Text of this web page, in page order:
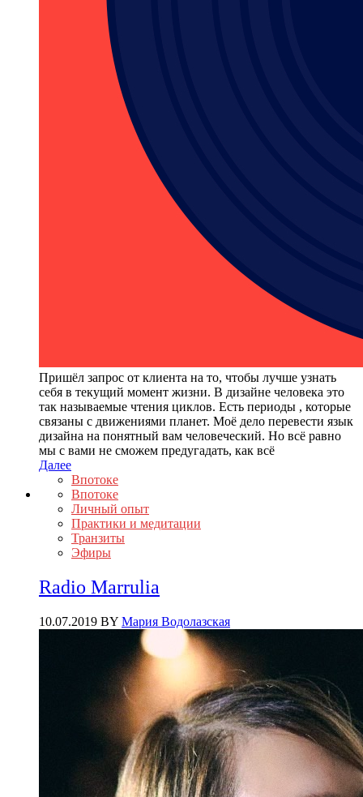
Пришёл запрос от клиента на то, чтобы лучше узнать
себя в текущий момент жизни. В дизайне человека это
так называемые чтения циклов. Есть периоды , которые
связаны с движениями планет. Моё дело перевести язык
дизайна на понятный вам человеческий. Но всё равно
мы с вами не сможем предугадать, как всё
Далее
Впотоке
Впотоке
Личный опыт
Практики и медитации
Транзиты
Эфиры
Radio Marrulia
10.07.2019 BY Мария Водолазская